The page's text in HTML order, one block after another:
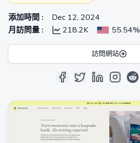
添加時間 :
Dec 12, 2024
月訪問量 : 218.2K 55.54%
訪問網站